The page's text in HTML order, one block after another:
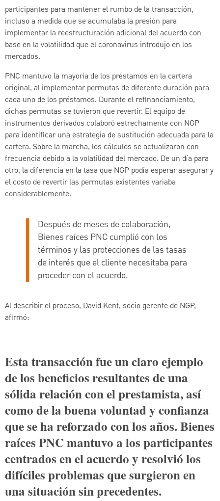
participantes para mantener el rumbo de la transacción,
incluso a medida que se acumulaba la presión para
implementar la reestructuración adicional del acuerdo con
base en la volatilidad que el coronavirus introdujo en los
mercados.
PNC mantuvo la mayoría de los préstamos en la cartera
original, al implementar permutas de diferente duración para
cada uno de los préstamos. Durante el refinanciamiento,
dichas permutas se tuvieron que revertir. El equipo de
instrumentos derivados colaboró estrechamente con NGP
para identificar una estrategia de sustitución adecuada para la
cartera. Sobre la marcha, los cálculos se actualizaron con
frecuencia debido a la volatilidad del mercado. De un día para
otro, la diferencia en la tasa que NGP podía esperar asegurar y
el costo de revertir las permutas existentes variaba
considerablemente.
Después de meses de colaboración,
Bienes raíces PNC cumplió con los
términos y las protecciones de las tasas
de interés que el cliente necesitaba para
proceder con el acuerdo.
Al describir el proceso, David Kent, socio gerente de NGP,
afirmó:
Esta transacción fue un claro ejemplo
de los beneficios resultantes de una
sólida relación con el prestamista, así
como de la buena voluntad y confianza
que se ha reforzado con los años. Bienes
raíces PNC mantuvo a los participantes
centrados en el acuerdo y resolvió los
difíciles problemas que surgieron en
una situación sin precedentes.